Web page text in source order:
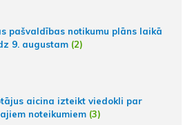
pašvaldības notikumu plāns laikā
9. augustam (2)
aicina izteikt viedokli par
noteikumiem (3)